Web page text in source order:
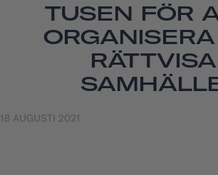
TUSEN FÖR
18 AUGUSTI 2021